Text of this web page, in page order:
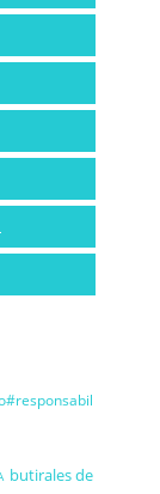
butirales de